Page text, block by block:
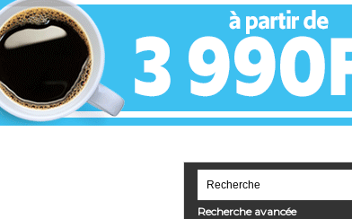
Recherche avancée